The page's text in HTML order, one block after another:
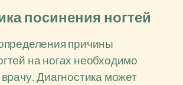
посинения ногтей
причины
на ногах необходимо
Диагностика может